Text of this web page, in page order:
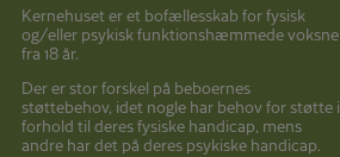
Kernehuset er et bofællesskab for fysisk
og/eller psykisk funktionshæmmede voksne
fra 18 år.
Der er stor forskel på beboernes
støttebehov, idet nogle har behov for støtte i
forhold til deres fysiske handicap, mens
andre har det på deres psykiske handicap.